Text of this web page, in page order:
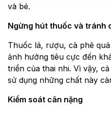
và bé.
Ngừng hút thuốc và tránh
Thuốc lá, rượu, cà phê
ảnh hưởng tiêu cực đến
triển của thai nhi. Vì vậy,
sử dụng những chất này
Kiểm soát cân nặng